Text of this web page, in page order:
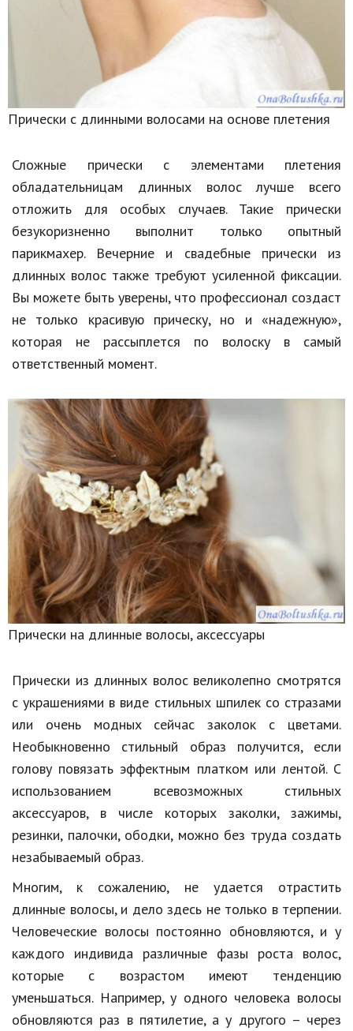
Прически с длинными волосами на основе плетения
Сложные прически с элементами плетения
обладательницам длинных волос лучше всего
отложить для особых случаев. Такие прически
безукоризненно выполнит только опытный
парикмахер. Вечерние и свадебные прически из
длинных волос также требуют усиленной фиксации.
Вы можете быть уверены, что профессионал создаст
не только красивую прическу, но и «надежную»,
которая не рассыплется по волоску в самый
ответственный момент.
Прически на длинные волосы, аксессуары
Прически из длинных волос великолепно смотрятся
с украшениями в виде стильных шпилек со стразами
или очень модных сейчас заколок с цветами.
Необыкновенно стильный образ получится, если
голову повязать эффектным платком или лентой. С
использованием всевозможных стильных
аксессуаров, в числе которых заколки, зажимы,
резинки, палочки, ободки, можно без труда создать
незабываемый образ.
Многим, к сожалению, не удается отрастить
длинные волосы, и дело здесь не только в терпении.
Человеческие волосы постоянно обновляются, и у
каждого индивида различные фазы роста волос,
которые с возрастом имеют тенденцию
уменьшаться. Например, у одного человека волосы
обновляются раз в пятилетие, а у другого – через